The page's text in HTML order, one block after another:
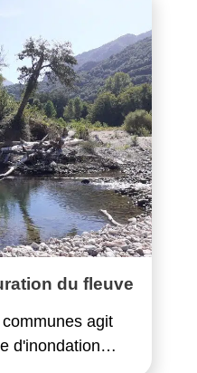
du fleuve
agit
d'inondation…